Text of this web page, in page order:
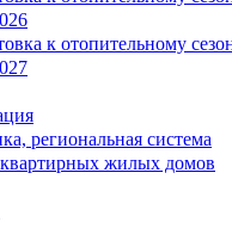
к отопительному
региональная система
жилых домов